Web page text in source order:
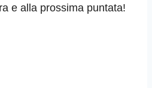
e alla prossima puntata!